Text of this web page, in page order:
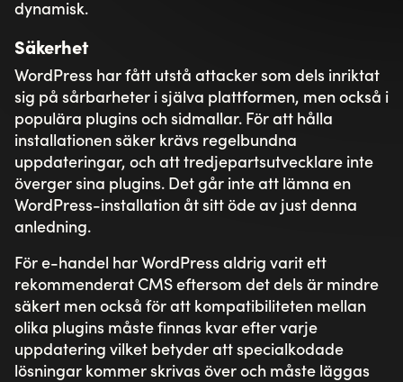
Digitala affärer
Skräddarsydda lösningar
Våra plattformar
Litium
Umbraco